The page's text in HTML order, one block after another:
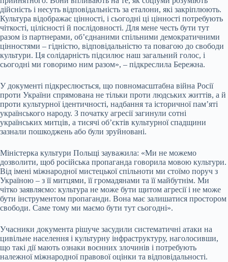
дійсність і несуть відповідальність за еталони, які закріплюють.
Культура відображає цінності, і сьогодні ці цінності потребують
чіткості, цілісності й послідовності. Для мене честь бути тут
разом із партнерами, об’єднаними спільними демократичними
цінностями – гідністю, відповідальністю та повагою до свободи
культури. Ця солідарність підсилює наш загальний голос, і
сьогодні ми говоримо ним разом», – підкреслила Бережна.
У документі підкреслюється, що повномасштабна війна Росії
проти України спрямована не тільки проти людських життів, а й
проти культурної ідентичності, надбання та історичної пам’яті
українського народу. З початку агресії загинули сотні
українських митців, а тисячі об’єктів культурної спадщини
зазнали пошкоджень або були зруйновані.
Міністерка культури Польщі зауважила: «Ми не можемо
дозволити, щоб російська пропаганда говорила мовою культури.
Від імені міжнародної мистецької спільноти ми стоїмо поруч з
Україною – з її митцями, її громадянами та її майбутнім. Ми
чітко заявляємо: культура не може бути щитом агресії і не може
бути інструментом пропаганди. Вона має залишатися простором
свободи. Саме тому ми маємо бути тут сьогодні».
Учасники документа рішуче засудили систематичні атаки на
цивільне населення і культурну інфраструктуру, наголосивши,
що такі дії мають ознаки воєнних злочинів і потребують
належної міжнародної правової оцінки та відповідальності.